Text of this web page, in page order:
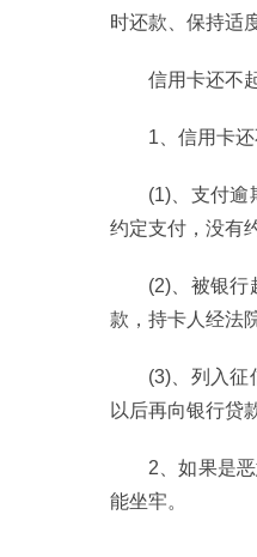
时还款、保持适
信用卡还不
1、信用卡
(1)、支付逾
约定支付，没有
(2)、被银行
款，持卡人经法
(3)、列入征
以后再向银行贷
2、如果是
能坐牢。